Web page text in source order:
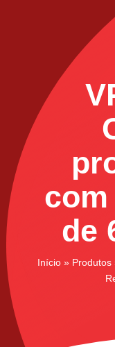
de
Início » Produtos